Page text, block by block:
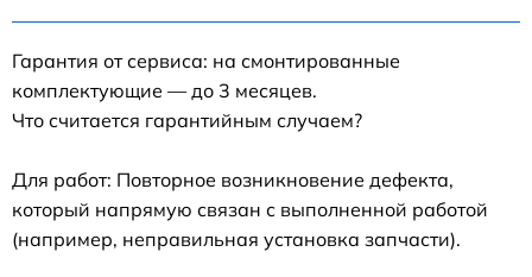
Гарантия от сервиса: на смонтированные
комплектующие — до 3 месяцев.
Что считается гарантийным случаем?
Для работ: Повторное возникновение дефекта,
который напрямую связан с выполненной работой
(например, неправильная установка запчасти).